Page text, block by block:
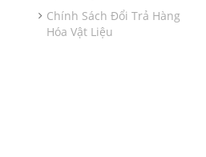
Chính Sách Đổi Trả Hàng
Hóa Vật Liệu